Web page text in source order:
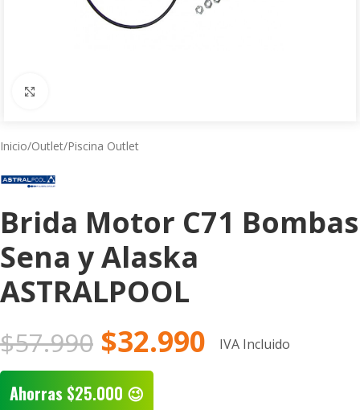
Inicio/Outlet/Piscina Outlet
Brida Motor C71 Bombas
Sena y Alaska
ASTRALPOOL
$57.990 $32.990 IVA Incluido
Ahorras $25.000 😉